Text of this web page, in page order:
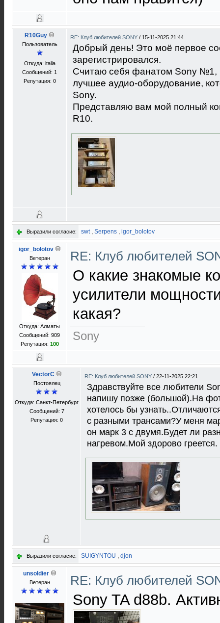
R10Guy
Пользователь
Откуда: italia
Сообщений: 1
Репутация: 0
RE: Клуб любителей SONY / 15-11-2025 21:44
Добрый день! Это моё первое
зарегистрировался.
Считаю себя фанатом Sony №1,
лучшее аудио-оборудование,
Sony.
Представляю вам мой полный
R10.
Выразили согласие: swt, Serpens , igor_bolotov
igor_bolotov
Ветеран
Откуда: Алматы
Сообщений: 909
Репутация: 100
RE: Клуб любителей
О какие знакомые
усилители
какая?
Sony
VectorC
Постоялец
Откуда: Санкт-Петербург
Сообщений: 7
Репутация: 0
RE: Клуб любителей SONY / 22-11-2025 22:21
Здравствуйте все любители
напишу позже (большой).На
хотелось бы
c разными трансами?У меня
он марк 3 с двумя.Будет ли
нагревом.Мой здорово греется.
Выразили согласие: SUIGYNTOU , djon
unsoldier
Ветеран RE: Клуб любителей
Sony TA d88b.